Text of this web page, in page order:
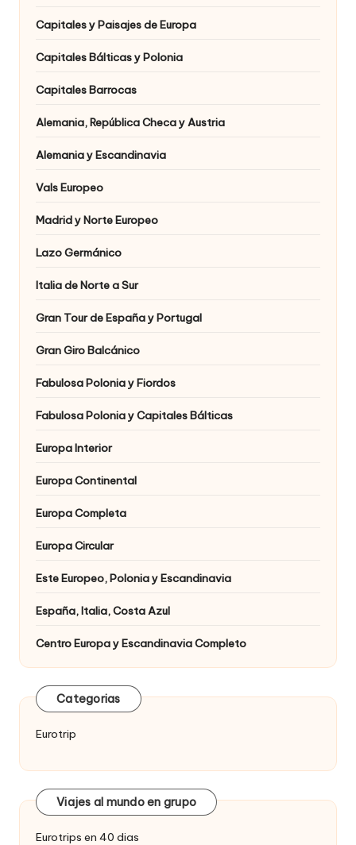
Capitales y Paisajes de Europa
Capitales Bálticas y Polonia
Capitales Barrocas
Alemania, República Checa y Austria
Alemania y Escandinavia
Vals Europeo
Madrid y Norte Europeo
Lazo Germánico
Italia de Norte a Sur
Gran Tour de España y Portugal
Gran Giro Balcánico
Fabulosa Polonia y Fiordos
Fabulosa Polonia y Capitales Bálticas
Europa Interior
Europa Continental
Europa Completa
Europa Circular
Este Europeo, Polonia y Escandinavia
España, Italia, Costa Azul
Centro Europa y Escandinavia Completo
Categorias
Eurotrip
Viajes al mundo en grupo
Eurotrips en 40 dias